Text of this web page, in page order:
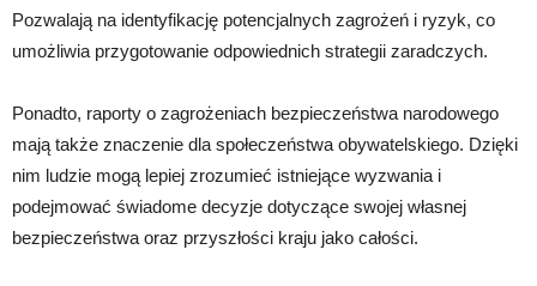
Pozwalają na identyfikację potencjalnych zagrożeń i ryzyk, co
umożliwia przygotowanie odpowiednich strategii zaradczych.
Ponadto, raporty o zagrożeniach bezpieczeństwa narodowego
mają także znaczenie dla społeczeństwa obywatelskiego. Dzięki
nim ludzie mogą lepiej zrozumieć istniejące wyzwania i
podejmować świadome decyzje dotyczące swojej własnej
bezpieczeństwa oraz przyszłości kraju jako całości.